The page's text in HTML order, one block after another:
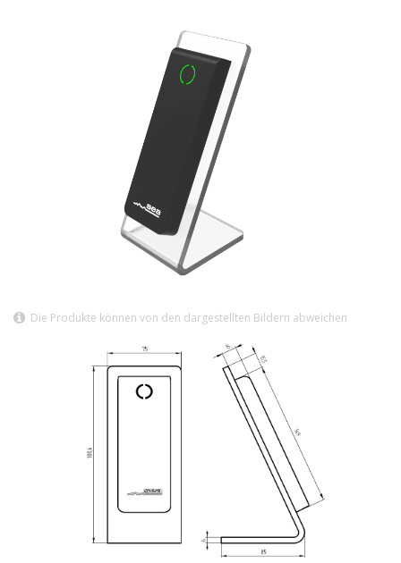
Die Produkte können von den dargestellten Bildern abweichen